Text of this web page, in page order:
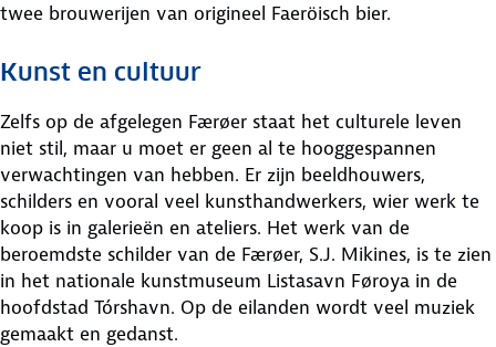
twee brouwerijen van origineel Faeröisch bier.
Kunst en cultuur
Zelfs op de afgelegen Færøer staat het culturele leven
niet stil, maar u moet er geen al te hooggespannen
verwachtingen van hebben. Er zijn beeldhouwers,
schilders en vooral veel kunsthandwerkers, wier werk te
koop is in galerieën en ateliers. Het werk van de
beroemdste schilder van de Færøer, S.J. Mikines, is te zien
in het nationale kunstmuseum Listasavn Føroya in de
hoofdstad Tórshavn. Op de eilanden wordt veel muziek
gemaakt en gedanst.